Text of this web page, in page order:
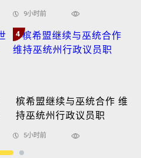
9小时前
4
槟希盟继续与巫统合作 维
持巫统州行政议员职
5小时前